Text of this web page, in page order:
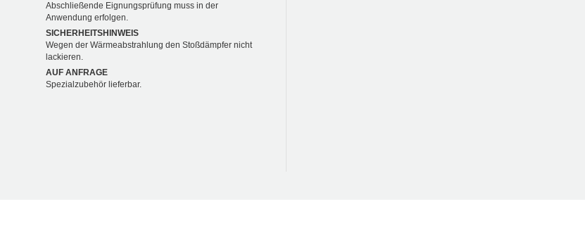
Abschließende Eignungsprüfung muss in der
Anwendung erfolgen.
SICHERHEITSHINWEIS
Wegen der Wärmeabstrahlung den Stoßdämpfer nicht
lackieren.
AUF ANFRAGE
Spezialzubehör lieferbar.